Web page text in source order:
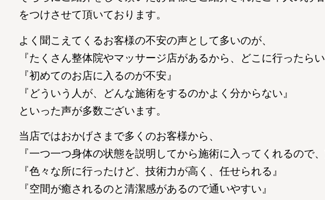
をつけさせて頂いております。
よく聞こえてくるお客様の不安の声として多いのが、
『たくさん整体院やマッサージ店があるから、どこに行ったら
『初めてのお店に入るのが不安』
『どういう人が、どんな施術をするのかよく分からない』
といった声が多数ございます。
当店ではおかげさまで多くのお客様から、
『一つ一つ身体の状態を説明してから施術に入ってくれるので、
『色々な所に行ったけど、技術力が高く、任せられる』
『空間が癒されるのと清潔感があるので通いやすい』